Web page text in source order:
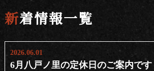
新着情報一覧
2026.06.01
6月八戸ノ里の定休日のご案内です